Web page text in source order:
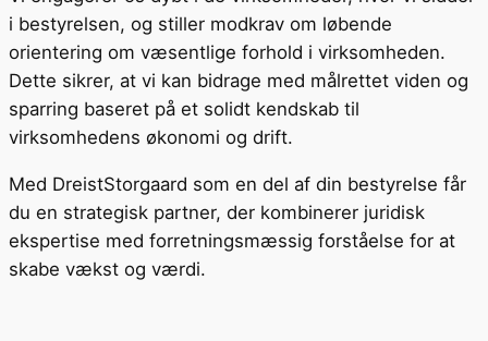
i bestyrelsen, og stiller modkrav om løbende
orientering om væsentlige forhold i virksomheden.
Dette sikrer, at vi kan bidrage med målrettet viden og
sparring baseret på et solidt kendskab til
virksomhedens økonomi og drift.
Med DreistStorgaard som en del af din bestyrelse får
du en strategisk partner, der kombinerer juridisk
ekspertise med forretningsmæssig forståelse for at
skabe vækst og værdi.